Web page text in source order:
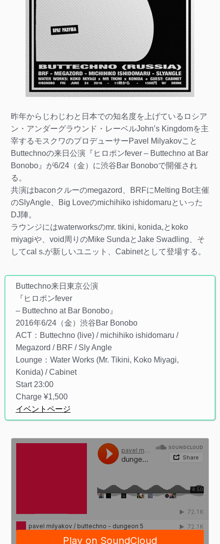
昨年からじわじわと日本での知名度を上げているロシア
ン・アンダーグラウンド・レーベルJohn’s Kingdomを主
宰するモスクワのプロデューサーPavel Milyakovこと
Buttechnoの来日公演『ヒロポンfever – Buttechno at Bar
Bonobo』が6/24（金）に渋谷Bar Bonoboで開催され
る。
共演はbaconクルーのmegazord、BRFにMelting Bot主催
のSlyAngle、Big Loveのmichihiko ishidomaruといった
DJ陣。
ラウンジにはwaterworksのmr. tikini, konida,とkoko
miyagiや、void周りのMike SundaとJake Swadling、そ
してcal s.が新しいユニット、Cabinetとして登場する。
Buttechno来日東京公演
『ヒロポンfever
– Buttechno at Bar Bonobo』
2016年6/24（金）渋谷Bar Bonobo
ACT：Buttechno (live) / michihiko ishidomaru /
Megazord / BRF / Sly Angle
Lounge：Water Works (Mr. Tikini, Koko Miyagi,
Konida) / Cabinet
Start 23:00
Charge ¥1,500
イベントページ